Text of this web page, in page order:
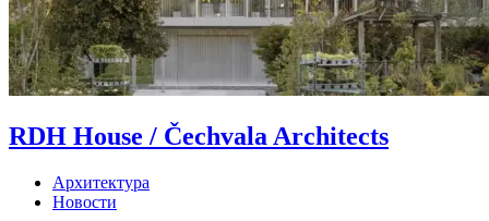
RDH House / Čechvala Architects
Архитектура
Новости